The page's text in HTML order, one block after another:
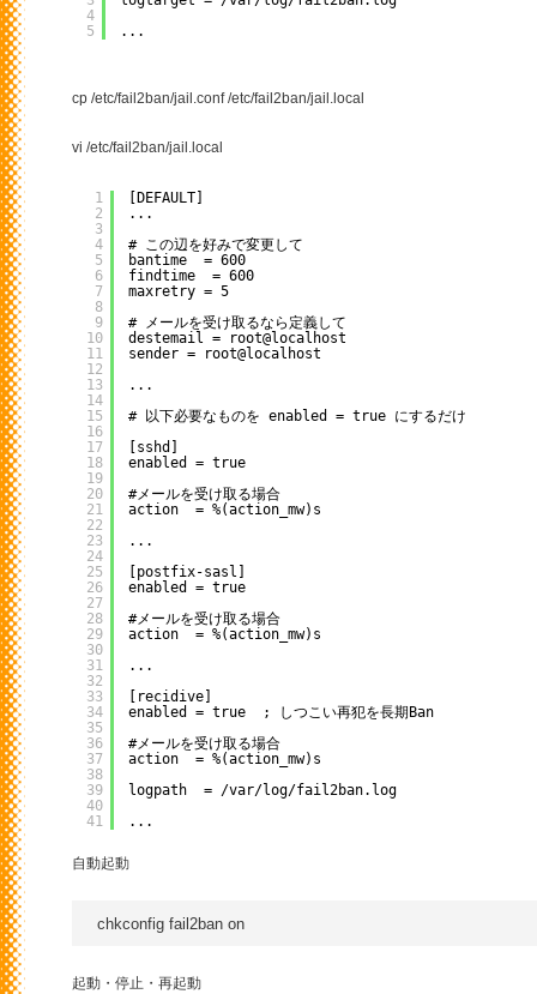
4
5
...
cp /etc/fail2ban/jail.conf /etc/fail2ban/jail.local
vi /etc/fail2ban/jail.local
1
2
3
4
5
6
7
8
9
10
11
12
13
14
15
16
17
18
19
20
21
22
23
24
25
26
27
28
29
30
31
32
33
34
35
36
37
38
39
40
41
[DEFAULT]
...
# この辺を好みで変更して
bantime  = 600
findtime  = 600
maxretry = 5
# メールを受け取るなら定義して
destemail = root@localhost
sender = root@localhost
...
# 以下必要なものを enabled = true にするだけ
[sshd]
enabled = true
#メールを受け取る場合
action  = %(action_mw)s
...
[postfix-sasl]
enabled = true
#メールを受け取る場合
action  = %(action_mw)s
...
[recidive]
enabled = true  ; しつこい再犯を長期Ban
#メールを受け取る場合
action  = %(action_mw)s
logpath  = /var/log/fail2ban.log
...
自動起動
起動・停止・再起動